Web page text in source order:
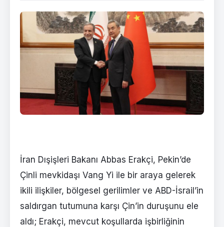
İran Dışişleri Bakanı Abbas Erakçi, Pekin’de
Çinli mevkidaşı Vang Yi ile bir araya gelerek
ikili ilişkiler, bölgesel gerilimler ve ABD-İsrail’in
saldırgan tutumuna karşı Çin’in duruşunu ele
aldı; Erakçi, mevcut koşullarda işbirliğinin